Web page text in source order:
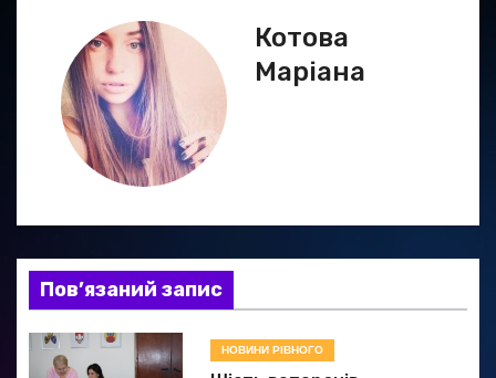
я
з
а
Котова
Маріана
Пов’язаний запис
НОВИНИ РІВНОГО